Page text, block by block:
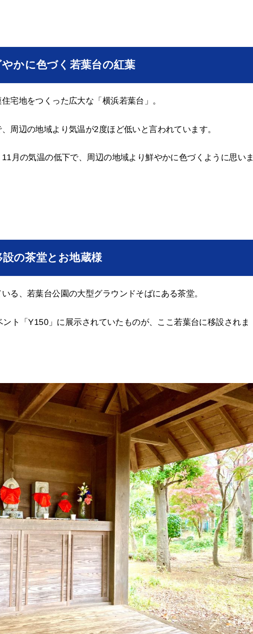
かに色づく若葉台の紅葉
宅地をつくった広大な「横浜若葉台」。
周辺の地域より気温が2度ほど低いと言われています。
月の気温の低下で、周辺の地域より鮮やかに色づくように思いま
の茶堂とお地蔵様
る、若葉台公園の大型グラウンドそばにある茶堂。
ト「Y150」に展示されていたものが、ここ若葉台に移設されま